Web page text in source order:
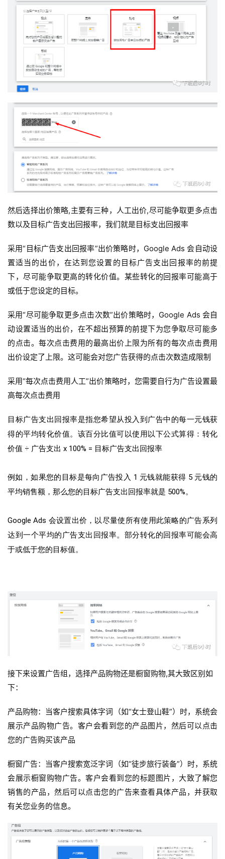
然后选择出价策略,主要有三种，人工出价,尽可能争取更多点击
数以及目标广告支出回报率，我们就是目标支出回报率
采用“目标广告支出回报率”出价策略时，Google Ads 会自动设
置适当的出价，在达到您设置的目标广告支出回报率的前提
下，尽可能争取更高的转化价值。 某些转化的回报率可能高于
或低于您设定的目标。
采用“尽可能争取更多点击次数”出价策略时，Google Ads 会自
动设置适当的出价，在不超出预算的前提下为您争取尽可能多
的点击。 每次点击费用的最高出价上限为所有的每次点击费用
出价设定了上限。 这可能会对您广告获得的点击次数造成限制
采用“每次点击费用人工”出价策略时，您需要自行为广告设置最
高每次点击费用
目标广告支出回报率是指您希望从投入到广告中的每一元钱获
得的平均转化价值。该百分比值可以使用以下公式算得：转化
价值 ÷ 广告支出 x 100% = 目标广告支出回报率
例如，如果您的目标是每向广告投入 1 元钱就能获得 5 元钱的
平均销售额，那么您的目标广告支出回报率就是 500%。
Google Ads 会设置出价，以尽量使所有使用此策略的广告系列
达到一个平均的广告支出回报率。部分转化的回报率可能会高
于或低于您的目标值。
接下来设置广告组，选择产品购物还是橱窗购物,其大致区别如
下：
产品购物： 当客户搜索具体字词（如“女士登山鞋”）时，系统会
展示产品购物广告。 客户会看到您的产品图片，然后可以点击
您的广告购买该产品
橱窗广告： 当客户搜索宽泛字词（如“徒步旅行装备”）时，系统
会展示橱窗购物广告。 客户会看到您的标题图片，大致了解您
销售的产品，然后可以点击您的广告来查看具体产品，并获取
有关您业务的信息。